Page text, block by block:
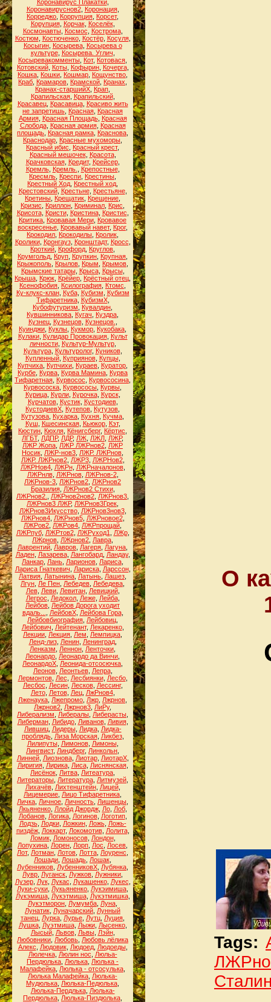
Коронавирус Плакатки,
Коронавируснов2, Коронация,
Корреджо Коррупция Корсет,
Корупция, Корчак, Коселёк,
Космонавты, Космос Кострома,
Костюм
Костюченко, Костёр, Косуля,
Косыгин, Косырева, Косырева о
культуре, Косырева. Углич
Косыревакомменты Кот, Котовася
Котовский, Коты, Кофырин, Кочерга,
Кошка Кошки Кошмар Кощунство
Краб Крамаров Крамской Кранах
Кранах-старшийХ Крап
Крапильская, Крапильский,
Красавец, Красавица, Красиво жить
не запретишь Красная Красная
Армия, Красная Площадь, Красная
Слобода, Красная армия, Красная
площадь Красная рамка Краснова
Краснодар Красные мухоморы
Красный ибис
Красный крест,
Красный мешочек, Красота,
Крачковская, Кредит, Крейсер,
Кремль, Кремль. Крепостные,
Кресмль Креспи Крестины
Крестный Ход Крестный ход
Крестовский, Крестьне, Крестьяне,
Кретины Крещатик Крещение
Кризис
Криллон Криминал Крис
Крисота, Кристи, Кристина, Кристис
Критика Кровавая Мери Кровавое
воскресенье Кровавый навет, Крог,
Крокодил Крокодилы Кролик
Кролики, Кронгауз, Кронштадт, Кросс
Кроткий Крофорд Круглов
Крумгольд Круп Крупкин Крупная
Крыжополь Крылов Крым Крымов
Крымские татары, Крыса, Крысы,
Крыша Крюк Крёйер Крёстный отец
Ксенофобия Ксилография Ктомс
Ку-клукс-клан, Куба, Кубизм
Кубизм
Тифаретника, КубизмХ,
Кубофутуризм
Кувалдин
Кувшинникова Кугач Куздра
Кузнец, Кузнецов, Кузнецов.
Куинджи Куклы Кукмор Кукобака
Кулаки, Кулидар Провокация, Культ
личности, Культур-Мультур,
Культура, Культуролог, Куников,
Купленный, Куприянов, Купцы,
Купчиха Купчихи Кураев Куратор
Курбе Курва Курва Мамина Курва
Тифаретная Курвосос Курвососина
Курвососка Курвососы Курвы
Курица, Курли, Курочка, Курск,
Курчатов, Кустик, Кустодиев,
КустодиевХ Кутепов Кутузов
Кутузова Кухарка Кухня Кучма
Куш
Кшесинская, Кьюкор, Кэт,
Кюстин Кюхля Кёнигсберг, Кёртис
ЛГБТ, ЛДПР, ЛДР, ЛЖ ЛЖЛ ЛЖР,
ЛЖР Жопа ЛЖР ЛЖРнов2 ЛЖР
Носик ЛЖР-нов3 ЛЖР. ЛЖРнов
ЛЖР. ЛЖРнов2, ЛЖР3, ЛЖРНов2,
ЛЖРНов4, ЛЖРн, ЛЖРначалонов,
ЛЖРнлв, ЛЖРнов, ЛЖРнов-2,
ЛЖРнов-3 ЛЖРнов2 ЛЖРнов2
Бразилия, ЛЖРнов2 Стихи,
ЛЖРнов2.
ЛЖРнов2нов2 ЛЖРнов3
ЛЖРнов3 ЛЖР, ЛЖРнов3Грек
ЛЖРнов3Икусство, ЛЖРнов3нов3,
ЛЖРнов4, ЛЖРнов5, ЛЖРновое2,
ЛЖРов2 ЛЖРов4 ЛЖРпрощай
ЛЖРпуб, ЛЖРтов2, ЛЖРуход1 ЛЖр,
ЛЖрнов ЛЖрнов2 Лавра
Лаврентий Лавров Лагеря Лагуна
Ладен, Лазарева, Лангобард, Ландау,
Ланкар Лань Ларионов Лариса
Лариса Гнаткевич
Лариска, Ларссон,
Латвия Латынина Латынь Лашез
Лгун Ле Пен Лебедев Лебедева
Лев, Леви, Левитан, Левицкий,
Легрос
Ледокол, Леже, Лейба,
Лейбов Лейбов Дорога уходит
вдаль...
ЛейбовХ, Лейбова Гора,
Лейбовбиография Лейбовиц
Лейбович
Лейтенант, Лекаренко,
Лекции Лекция Лем Лемпицка
Ленд-лиз, Ленин, Ленинград,
Ленказм
Леннон Ленточки
Леонардо Леонардо да Винчи
ЛеонардоХ Леонида-отсосючка
Леонов, Леонтьев, Лепра,
Лермонтов, Лес Лесбиянки, Лесбо,
Лесбос
Лесин, Лесков, Лессинг,
Лето, Летов, Лец, ЛжРнов4,
Лженаука Лжепромо Лжр Лжрнов
Лжрнов2 Лжрнов3 ЛиРу,
Либерализм
Либералы Либерасты
Либерман, Либидо, Ливанов, Ливия,
Лившиц, Лидеры, Лидка, Лидка-
проблядь, Лиза Морская, Ликбез,
Лилипуты, Лимонов, Лимоны,
Лингвист, Линдберг, Линкольн
Линней, Лиознова, Лиотар, ЛиотарХ,
Лиригия, Лирика, Лиса, Лиснянская,
Лисёнок Литва Литеатура
Литераторы Литература Литмузей
Лихачёв, Лихтенштейн, Лицей,
Лицемерие Лицо Тифаретника
Личка Личное Личность Лишенцы
Лкьяненко, Ллойд Джордж, Ло, Лоб,
Лобанов, Логика, Логинов, Логотип,
Лодзь, Лодки, Ложкин, Ложь, Ложь-
пиздёж, Локкарт, Локомотив, Лолита,
Ломик, Ломоносов, Лондон,
Лопухина Лорен Лорп Лос Лосев
Лот, Лотман Лотов Лотта Лоуренс
Лошади Лошадь Лошак
Лубенников ЛубенниковХ Лубянка
Лувр Луганск Лужков Лужники
Лузер, Лук, Лукас Лукашенко, Лукес
Луки-суки Лукьяненко Лукэимиша
Лукэмиша, Лукэтмиша, Лукэтмишка,
Лукэтморон Лумумба Луна
Лунатик Луначарский Лунный
танец Лурка Лурье Лутц Луция
Лушка, Луэтмиша, Лыжи, Лысенко,
Лысый, Львов, Львы, Лэйн,
Любовники Любовь Любовь лёлика
Алекс
Людовик, Людоед, Людоеды,
Люлечка, Люлин нос
Люльа-
Пердюлька Люлька Люлька -
Малафейка Люлька - отсосулька
Люлька Малафейка Люлька-
Мудюлька Люлька-Педюлька
Люлька-Пердлька, Люлька-
Пердюлька Люлька-Пиздюлька
О
Tags: